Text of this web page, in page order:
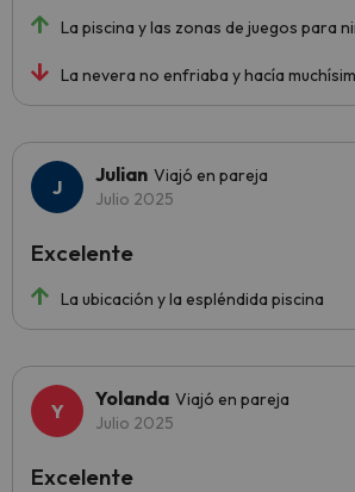
La piscina y las zonas de juegos para
La nevera no enfriaba y hacía
Julian Viajó en pareja
Julio 2025
La ubicación y la espléndida piscina
Excelente
Yolanda Viajó en pareja
Julio 2025
Excelente